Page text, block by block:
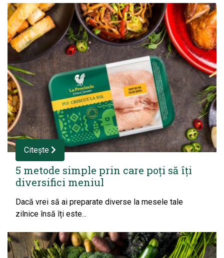
Citește
5 metode simple prin care poți să îți
diversifici meniul
Dacă vrei să ai preparate diverse la mesele tale
zilnice însă îți este...